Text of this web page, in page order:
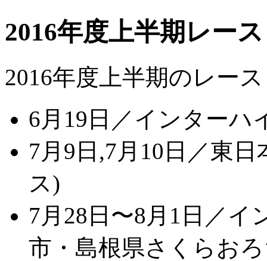
2016年度上半期レー
2016年度上半期のレー
6月19日／インター
7月9日,7月10日／東
ス)
7月28日〜8月1日／
市・島根県さくらお